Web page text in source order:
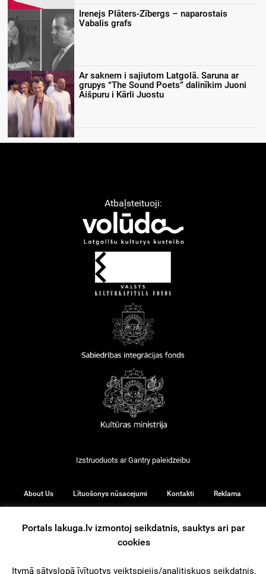
Irenejs Plāters-Zībergs – naparostais
Vabalis grafs
Ar saknem i sajiutom Latgolā. Saruna ar
grupys “The Sound Poets” dalinīkim Juoni
Aišpuru i Kārli Juostu
Atbaļsteituoji:
Izstruoduots arGantry paleidzeibu
About Us Lītuošonys nūsacejumi Kontakti Reklama
Portals lakuga.lv izmontoj seikdatnis, sauktys ari par
cookies
Itymā sātyslopā īvītuotys veiktspiejis/analitiskuos seikdatnis,